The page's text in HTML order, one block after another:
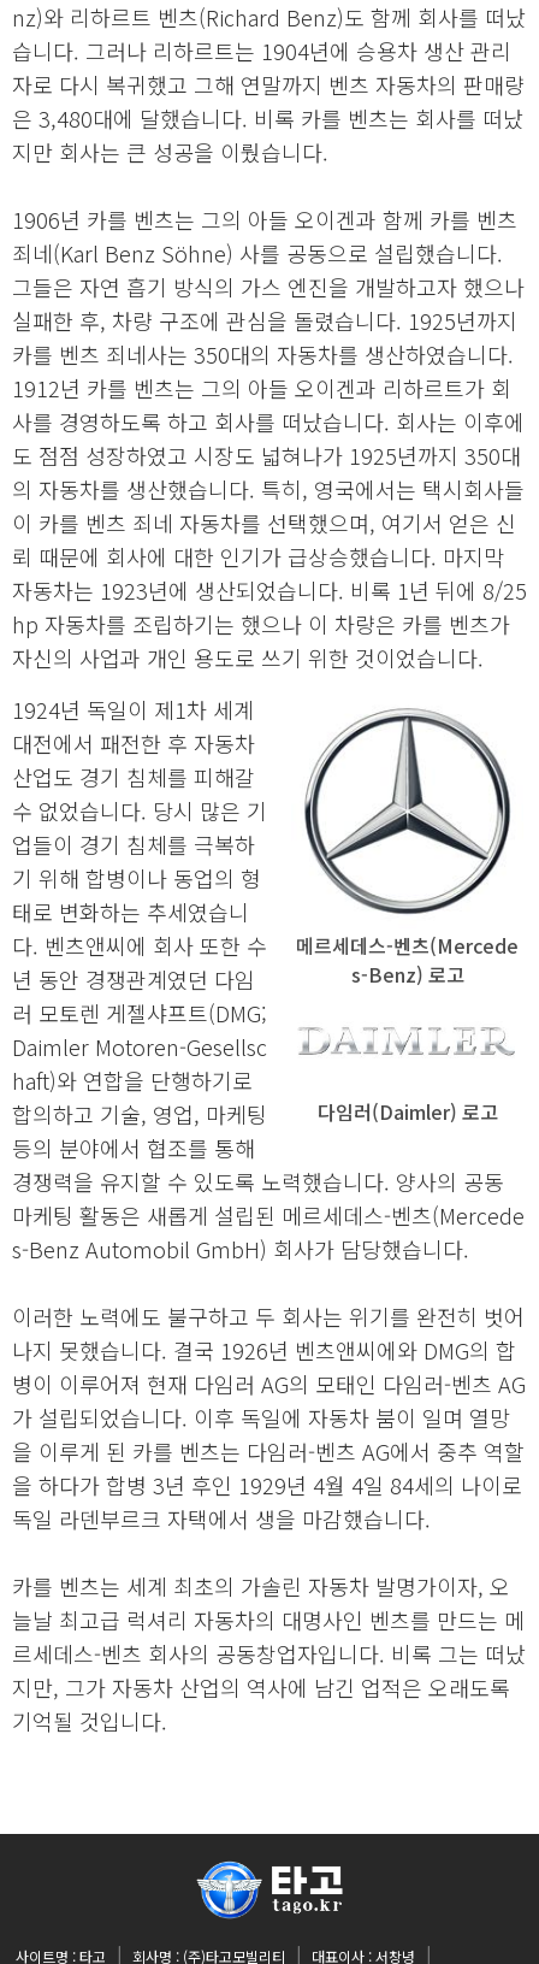
nz)와 리하르트 벤츠(Richard Benz)도 함께 회사를 떠났
습니다. 그러나 리하르트는 1904년에 승용차 생산 관리
자로 다시 복귀했고 그해 연말까지 벤츠 자동차의 판매량
은 3,480대에 달했습니다. 비록 카를 벤츠는 회사를 떠났
지만 회사는 큰 성공을 이뤘습니다.
1906년 카를 벤츠는 그의 아들 오이겐과 함께 카를 벤츠
죄네(Karl Benz Söhne) 사를 공동으로 설립했습니다.
그들은 자연 흡기 방식의 가스 엔진을 개발하고자 했으나
실패한 후, 차량 구조에 관심을 돌렸습니다. 1925년까지
카를 벤츠 죄네사는 350대의 자동차를 생산하였습니다.
1912년 카를 벤츠는 그의 아들 오이겐과 리하르트가 회
사를 경영하도록 하고 회사를 떠났습니다. 회사는 이후에
도 점점 성장하였고 시장도 넓혀나가 1925년까지 350대
의 자동차를 생산했습니다. 특히, 영국에서는 택시회사들
이 카를 벤츠 죄네 자동차를 선택했으며, 여기서 얻은 신
뢰 때문에 회사에 대한 인기가 급상승했습니다. 마지막
자동차는 1923년에 생산되었습니다. 비록 1년 뒤에 8/25
hp 자동차를 조립하기는 했으나 이 차량은 카를 벤츠가
자신의 사업과 개인 용도로 쓰기 위한 것이었습니다.
메르세데스-벤츠(Mercede
s-Benz) 로고
다임러(Daimler) 로고
1924년 독일이 제1차 세계
대전에서 패전한 후 자동차
산업도 경기 침체를 피해갈
수 없었습니다. 당시 많은 기
업들이 경기 침체를 극복하
기 위해 합병이나 동업의 형
태로 변화하는 추세였습니
다. 벤츠앤씨에 회사 또한 수
년 동안 경쟁관계였던 다임
러 모토렌 게젤샤프트(DMG;
Daimler Motoren-Gesellsc
haft)와 연합을 단행하기로
합의하고 기술, 영업, 마케팅
등의 분야에서 협조를 통해
경쟁력을 유지할 수 있도록 노력했습니다. 양사의 공동
마케팅 활동은 새롭게 설립된 메르세데스-벤츠(Mercede
s-Benz Automobil GmbH) 회사가 담당했습니다.
이러한 노력에도 불구하고 두 회사는 위기를 완전히 벗어
나지 못했습니다. 결국 1926년 벤츠앤씨에와 DMG의 합
병이 이루어져 현재 다임러 AG의 모태인 다임러-벤츠 AG
가 설립되었습니다. 이후 독일에 자동차 붐이 일며 열망
을 이루게 된 카를 벤츠는 다임러-벤츠 AG에서 중추 역할
을 하다가 합병 3년 후인 1929년 4월 4일 84세의 나이로
독일 라덴부르크 자택에서 생을 마감했습니다.
카를 벤츠는 세계 최초의 가솔린 자동차 발명가이자, 오
늘날 최고급 럭셔리 자동차의 대명사인 벤츠를 만드는 메
르세데스-벤츠 회사의 공동창업자입니다. 비록 그는 떠났
지만, 그가 자동차 산업의 역사에 남긴 업적은 오래도록
기억될 것입니다.
사이트명 : 타고 회사명 : (주)타고모빌리티 대표이사 : 서창녕